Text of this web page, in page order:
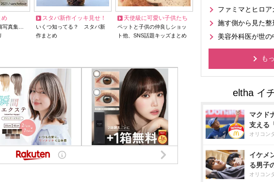
め
写真集…
スタバ新作イッキ見せ！
いくつ知ってる？ スタバ新
作まとめ
天使級に可愛い子供たち
ペットと子供の仲良しショッ
ト他、SNS話題キッズまとめ
ファミマとヒロア
施す側から見た
美容外科医が世の
も
マクド
支える
オリコン
イケメ
る男子
オリコン